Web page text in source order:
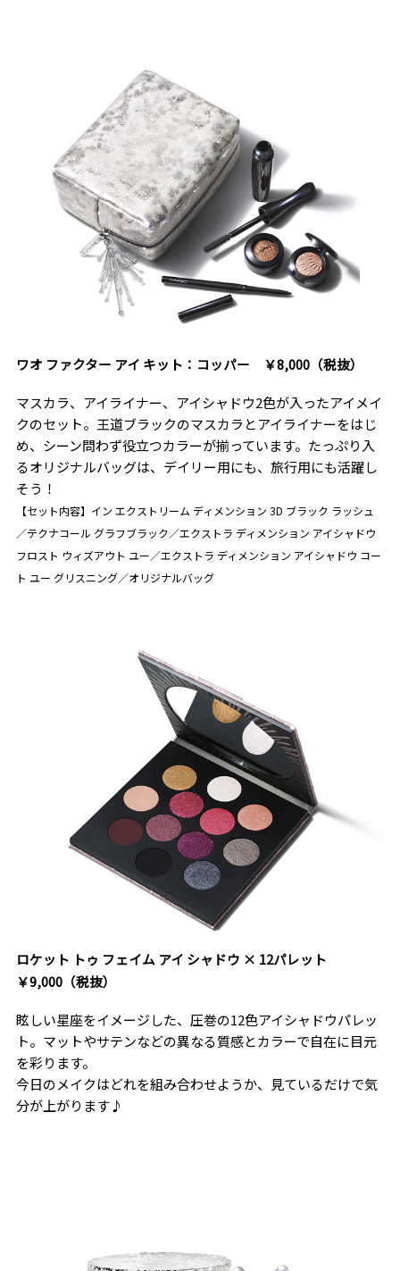
ワオ ファクター アイ キット：コッパー ￥8,000（税抜）
マスカラ、アイライナー、アイシャドウ2色が入ったアイメイ
クのセット。王道ブラックのマスカラとアイライナーをはじ
め、シーン問わず役立つカラーが揃っています。たっぷり入
るオリジナルバッグは、デイリー用にも、旅行用にも活躍し
そう！
【セット内容】イン エクストリーム ディメンション 3D ブラック ラッシュ
／テクナコール グラフブラック／エクストラ ディメンション アイシャドウ
フロスト ウィズアウト ユー／エクストラ ディメンション アイシャドウ コー
ト ユー グリスニング／オリジナルバッグ
ロケット トゥ フェイム アイ シャドウ × 12パレット
￥9,000（税抜）
眩しい星座をイメージした、圧巻の12色アイシャドウパレッ
ト。マットやサテンなどの異なる質感とカラーで自在に目元
を彩ります。
今日のメイクはどれを組み合わせようか、見ているだけで気
分が上がります♪